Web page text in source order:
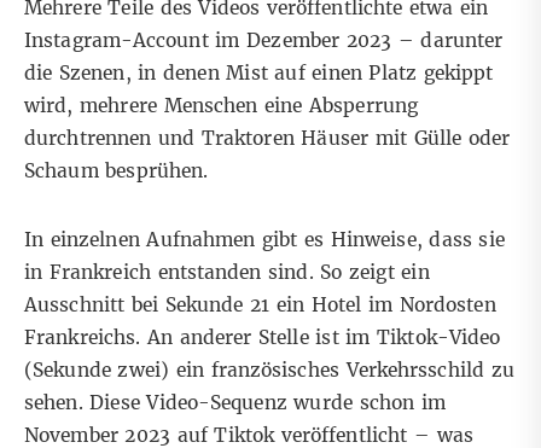
Mehrere Teile des Videos veröffentlichte etwa ein
Instagram-Accountim Dezember 2023 – darunter
die Szenen, in denen Mist auf einen Platz gekippt
wird, mehrere Menschen eine Absperrung
durchtrennen und Traktoren Häuser mit Gülle oder
Schaum besprühen.
In einzelnen Aufnahmen gibt es Hinweise, dass sie
in Frankreich entstanden sind. So zeigt ein
Ausschnitt bei Sekunde 21 ein Hotel im Nordosten
Frankreichs. An anderer Stelle ist im Tiktok-Video
(Sekunde zwei) ein französisches Verkehrsschild zu
sehen. Diese Video-Sequenz wurde schon im
November 2023 auf Tiktok veröffentlicht – was